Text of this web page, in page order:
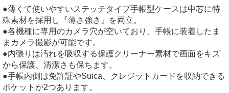
●薄くて使いやすいステッチタイプ手帳型ケースは中芯に特
殊素材を採用し『薄さ強さ』を両立。
●各機種に専用のカメラ穴が空いており、手帳に装着したま
まカメラ撮影が可能です。
●内張りは汚れを吸収する保護クリーナー素材で画面をキズ
から保護、清潔さも保ちます。
●手帳内側は免許証やSuica、クレジットカードを収納できる
ポケットが2つあります。